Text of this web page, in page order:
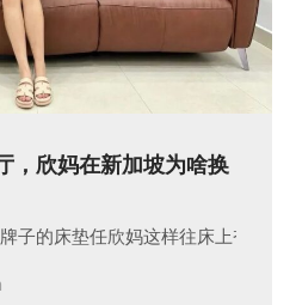
，欣妈在新加坡为啥换
子的床垫任欣妈这样往床上奋力